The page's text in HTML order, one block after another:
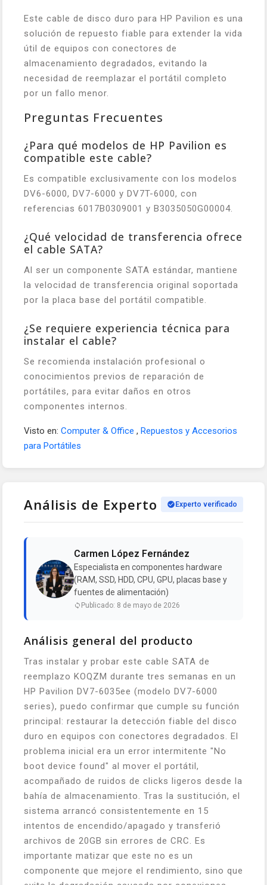
Este cable de disco duro para HP Pavilion es una
solución de repuesto fiable para extender la vida
útil de equipos con conectores de
almacenamiento degradados, evitando la
necesidad de reemplazar el portátil completo
por un fallo menor.
Preguntas Frecuentes
¿Para qué modelos de HP Pavilion es
compatible este cable?
Es compatible exclusivamente con los modelos
DV6-6000, DV7-6000 y DV7T-6000, con
referencias 6017B0309001 y B3035050G00004.
¿Qué velocidad de transferencia ofrece
el cable SATA?
Al ser un componente SATA estándar, mantiene
la velocidad de transferencia original soportada
por la placa base del portátil compatible.
¿Se requiere experiencia técnica para
instalar el cable?
Se recomienda instalación profesional o
conocimientos previos de reparación de
portátiles, para evitar daños en otros
componentes internos.
Visto en: Computer & Office , Repuestos y Accesorios
para Portátiles
Análisis de Experto Experto verificado
Carmen López Fernández
Especialista en componentes hardware
(RAM, SSD, HDD, CPU, GPU, placas base y
fuentes de alimentación)
Publicado: 8 de mayo de 2026
Análisis general del producto
Tras instalar y probar este cable SATA de
reemplazo KOQZM durante tres semanas en un
HP Pavilion DV7-6035ee (modelo DV7-6000
series), puedo confirmar que cumple su función
principal: restaurar la detección fiable del disco
duro en equipos con conectores degradados. El
problema inicial era un error intermitente "No
boot device found" al mover el portátil,
acompañado de ruidos de clicks ligeros desde la
bahía de almacenamiento. Tras la sustitución, el
sistema arrancó consistentemente en 15
intentos de encendido/apagado y transferió
archivos de 20GB sin errores de CRC. Es
importante matizar que este no es un
componente que mejore el rendimiento, sino que